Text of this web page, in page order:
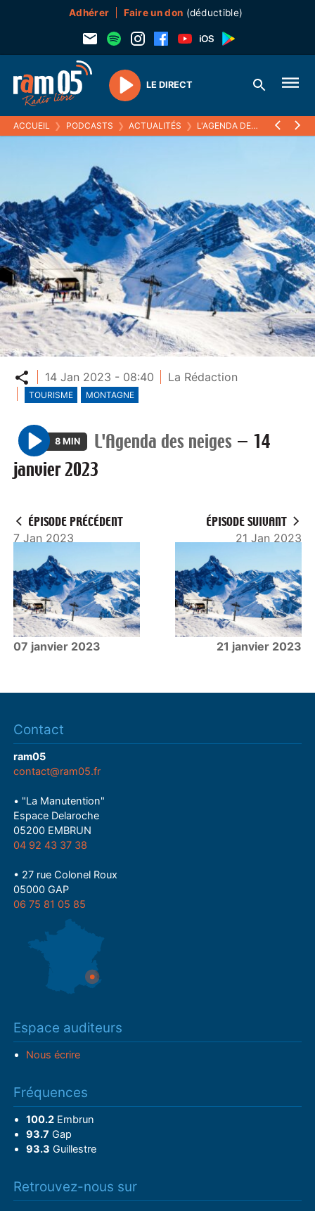
Adhérer Faire un don (déductible)
Play
LE DIRECT
ACCUEIL ❯ PODCASTS ❯ ACTUALITÉS ❯ L'AGENDA DES NEIGES ❯
Partager
14 Jan 2023 - 08:40 La Rédaction
TOURISME MONTAGNE
P
l
8 MIN L'Agenda des neiges — 14
janvier 2023
ÉPISODE PRÉCÉDENT
7 Jan 2023
07 janvier 2023
ÉPISODE SUIVANT
21 Jan 2023
21 janvier 2023
Contact
ram05
contact@ram05.fr
• "La Manutention"
Espace Delaroche
05200 EMBRUN
04 92 43 37 38
• 27 rue Colonel Roux
05000 GAP
06 75 81 05 85
Espace auditeurs
Nous écrire
Fréquences
100.2Embrun
93.7 Gap
93.3 Guillestre
Retrouvez-nous sur